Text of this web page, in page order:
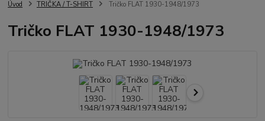
Úvod TRIČKA / T-SHIRT Tričko FLAT 1930-1948/1973
Tričko FLAT 1930-1948/1973